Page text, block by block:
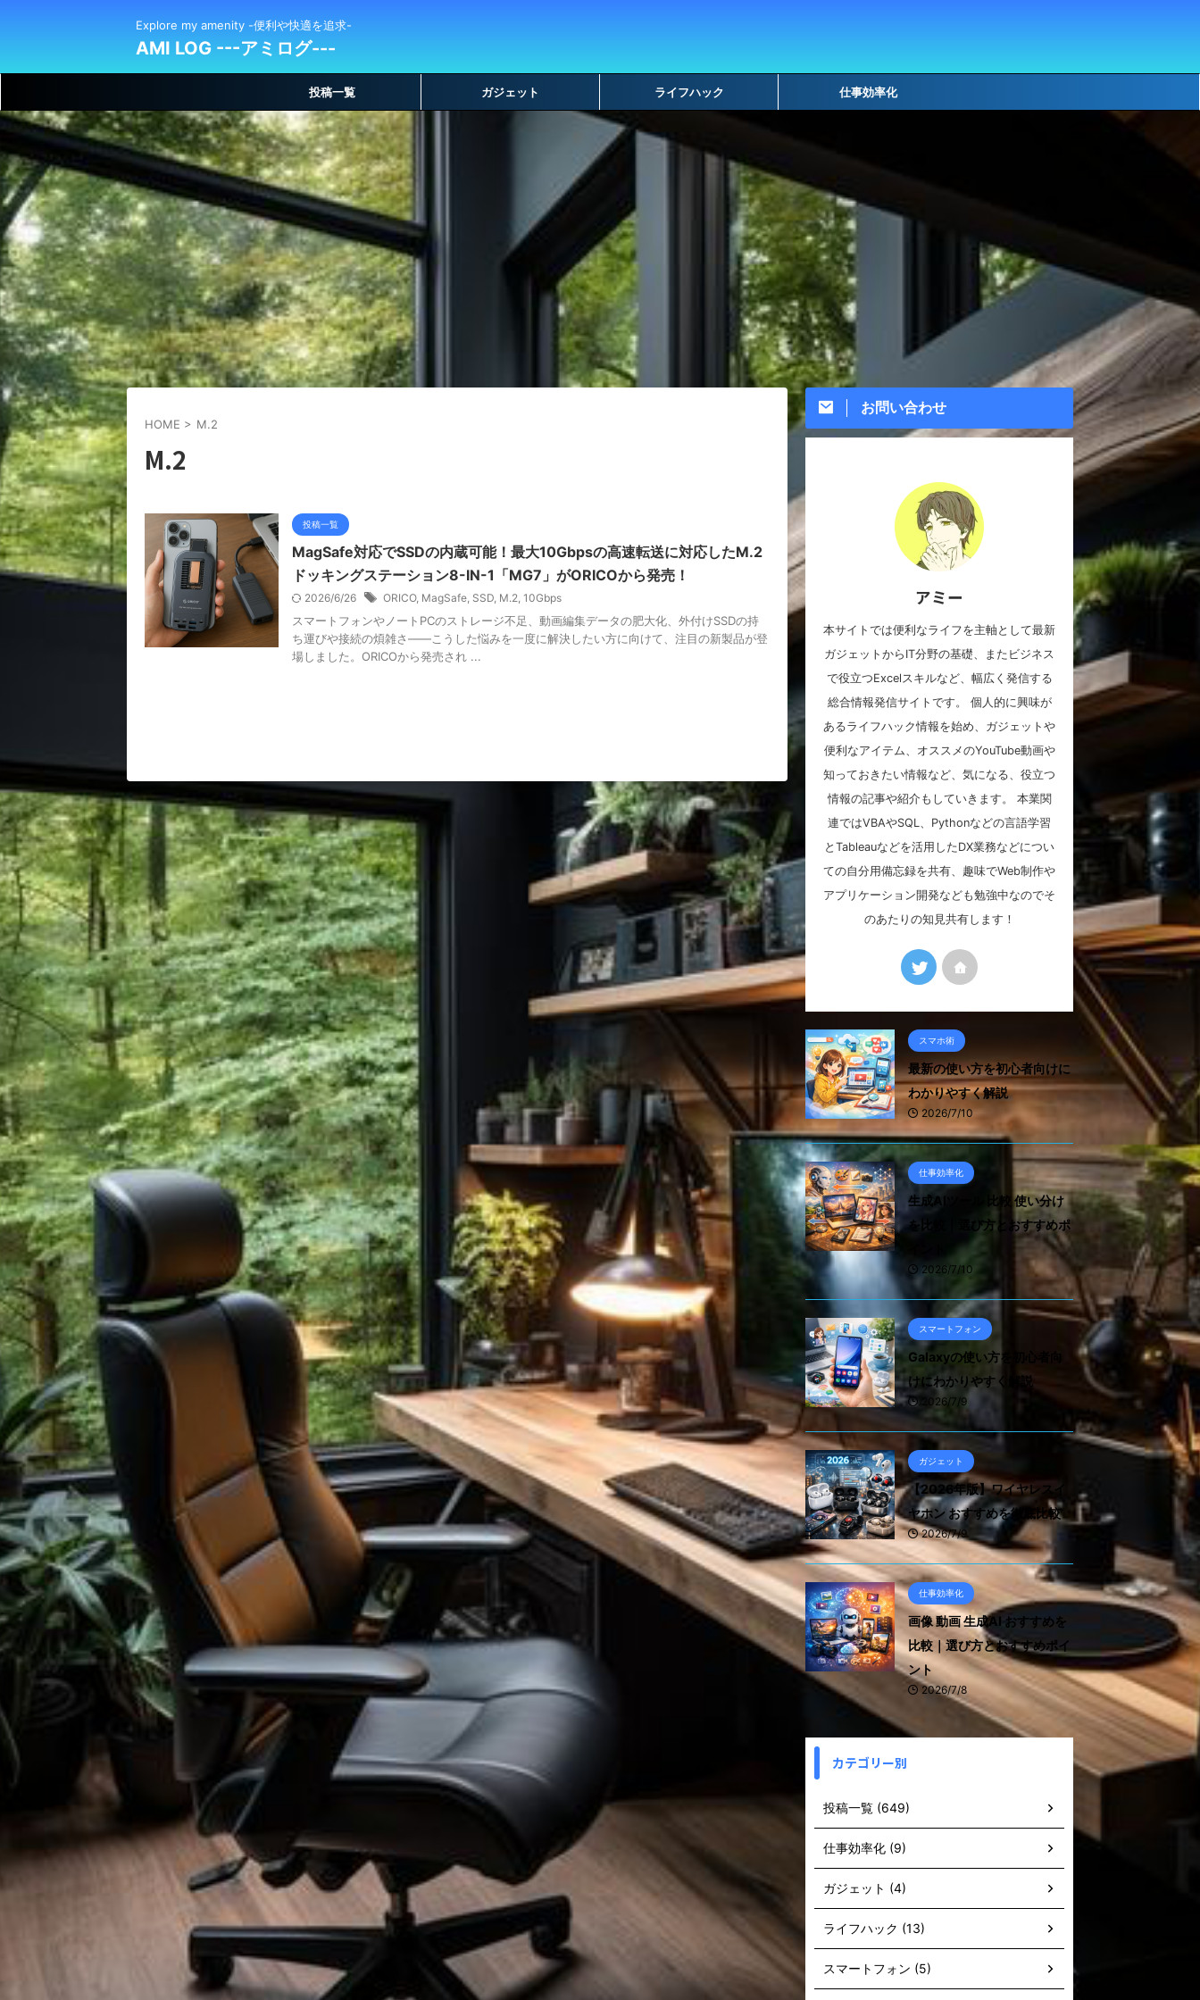
Explore my amenity -便利や快適を追求-
AMI LOG ---アミログ---
投稿一覧 ガジェット ライフハック 仕事効率化
HOME > M.2
M.2
投稿一覧
MagSafe対応でSSDの内蔵可能！最大10Gbpsの高速転送に対応したM.2
ドッキングステーション8-IN-1「MG7」がORICOから発売！
2026/6/26 ORICO, MagSafe, SSD, M.2, 10Gbps
スマートフォンやノートPCのストレージ不足、動画編集データの肥大化、外付けSSDの持
ち運びや接続の煩雑さ――こうした悩みを一度に解決したい方に向けて、注目の新製品が登
場しました。ORICOから発売され ...
お問い合わせ
アミー
本サイトでは便利なライフを主軸として最新
ガジェットからIT分野の基礎、またビジネス
で役立つExcelスキルなど、幅広く発信する
総合情報発信サイトです。 個人的に興味が
あるライフハック情報を始め、ガジェットや
便利なアイテム、オススメのYouTube動画や
知っておきたい情報など、気になる、役立つ
情報の記事や紹介もしていきます。 本業関
連ではVBAやSQL、Pythonなどの言語学習
とTableauなどを活用したDX業務などについ
ての自分用備忘録を共有、趣味でWeb制作や
アプリケーション開発なども勉強中なのでそ
のあたりの知見共有します！
スマホ術
最新の使い方を初心者向けに
わかりやすく解説
2026/7/10
仕事効率化
生成AIツール 比較 使い分け
を比較｜選び方とおすすめポ
2026/7/10
スマートフォン
Galaxyの使い方を初心者向
けにわかりやすく解説
2026/7/9
ガジェット
【2026年版】ワイヤレスイ
ヤホン おすすめを徹底比較
2026/7/9
仕事効率化
画像 動画 生成AI おすすめを
比較｜選び方とおすすめポイ
ント
2026/7/8
カテゴリー別
投稿一覧 (649)
仕事効率化 (9)
ガジェット (4)
ライフハック (13)
スマートフォン (5)